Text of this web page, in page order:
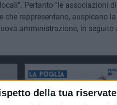
della tua
Pertanto ''le associazioni
che rappresentano, auspicano
amministrazione, in seguito